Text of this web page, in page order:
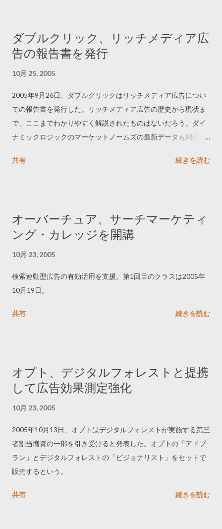
ダブルクリック、リッチメディア広
告の報告書を発行
10月 25, 2005
2005年9月26日、ダブルクリックはリッチメディア広告につい
ての報告書を発行した。リッチメディア広告の歴史から現状ま
で、ここまでわかりやすく解説されたものはないだろう。ダイ
ナミックロジックのマーケットノームズの最新データも紹介さ
共有
続きを読む
オーバーチュア、サーチマーケティ
ング・カレッジを開講
10月 23, 2005
検索連動型広告の有効活用を支援。第1回目のクラスは2005年
10月19日。
共有 続きを読む
オプト、デジタルフォレストと提携
して広告効果測定強化
10月 23, 2005
2005年10月13日、オプトはデジタルフォレストが実施する第三
者割当増資の一部を引き受けると発表した。オプトの「アドプ
ラン」とデジタルフォレストの「ビジョナリスト」をセットで
販売するという。
共有 続きを読む